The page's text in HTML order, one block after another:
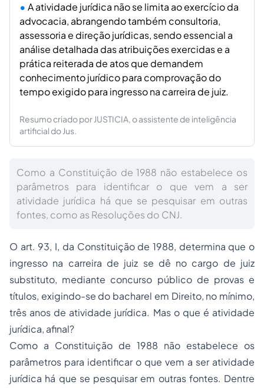
A atividade jurídica não se limita ao exercício da
advocacia, abrangendo também consultoria,
assessoria e direção jurídicas, sendo essencial a
análise detalhada das atribuições exercidas e a
prática reiterada de atos que demandem
conhecimento jurídico para comprovação do
tempo exigido para ingresso na carreira de juiz.
Resumo criado por JUSTICIA, o assistente de inteligência
artificial do Jus.
Como a Constituição de 1988 não estabelece os
parâmetros para identificar o que vem a ser
atividade jurídica há que se pesquisar em outras
fontes, como as Resoluções do CNJ.
O art. 93, I, da Constituição de 1988, determina que o
ingresso na carreira de juiz se dê no cargo de juiz
substituto, mediante concurso público de provas e
títulos, exigindo-se do bacharel em Direito, no mínimo,
três anos de atividade jurídica. Mas o que é atividade
jurídica, afinal?
Como a Constituição de 1988 não estabelece os
parâmetros para identificar o que vem a ser atividade
jurídica há que se pesquisar em outras fontes. Dentre